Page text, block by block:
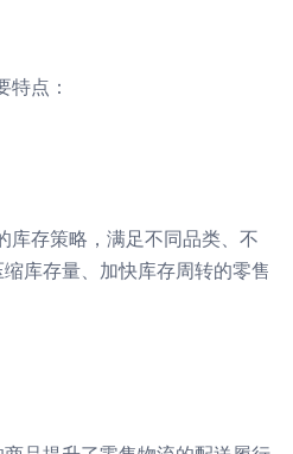
特点：
库存策略，满足不同品类、不
库存量、加快库存周转的零售